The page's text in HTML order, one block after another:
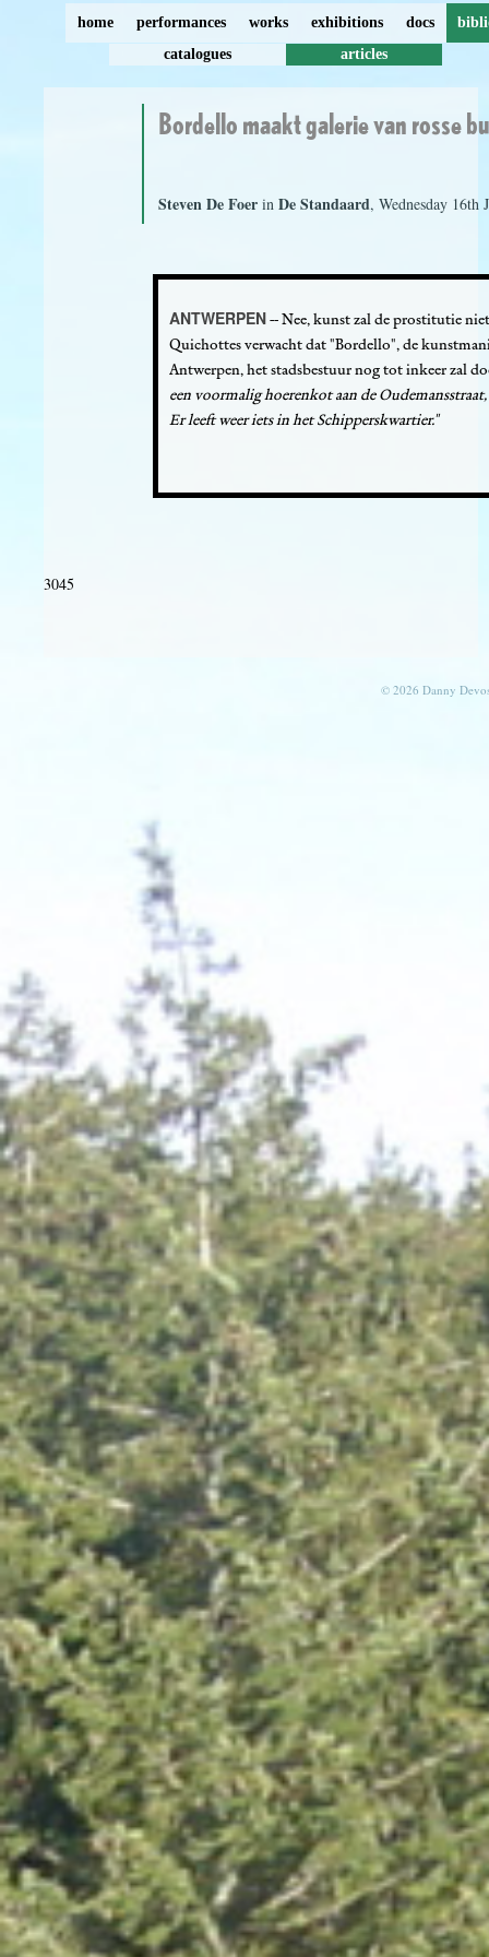
home performances works exhibitions docs
catalogues
articles
Bordello maakt galerie van rosse
Steven De Foer in De Standaard, Wednesday 16th
ANTWERPEN-- Nee, kunst zal de prostitutie
Quichottes verwacht dat "Bordello", de
Antwerpen, het stadsbestuur nog tot inkeer zal
een voormalig hoerenkot aan de
Er leeft weer iets in het Schipperskwartier."
3045
© 2026 Danny